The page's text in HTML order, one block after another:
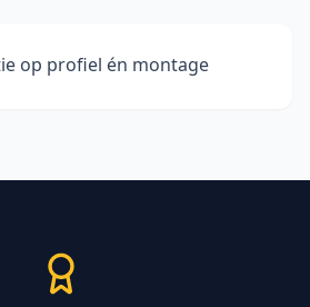
op profiel én montage